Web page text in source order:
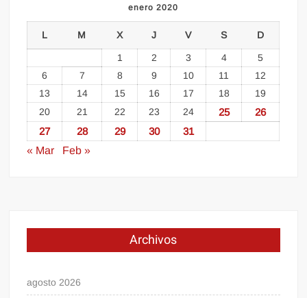
enero 2020
L M X J V S D
1 2 3 4
5
6
7 8 9 10 11
12
13
14 15 16 17 18
19
20
21 22 23 24 25
26
27
28 29 30
31
« Mar
Feb »
Archivos
agosto 2026